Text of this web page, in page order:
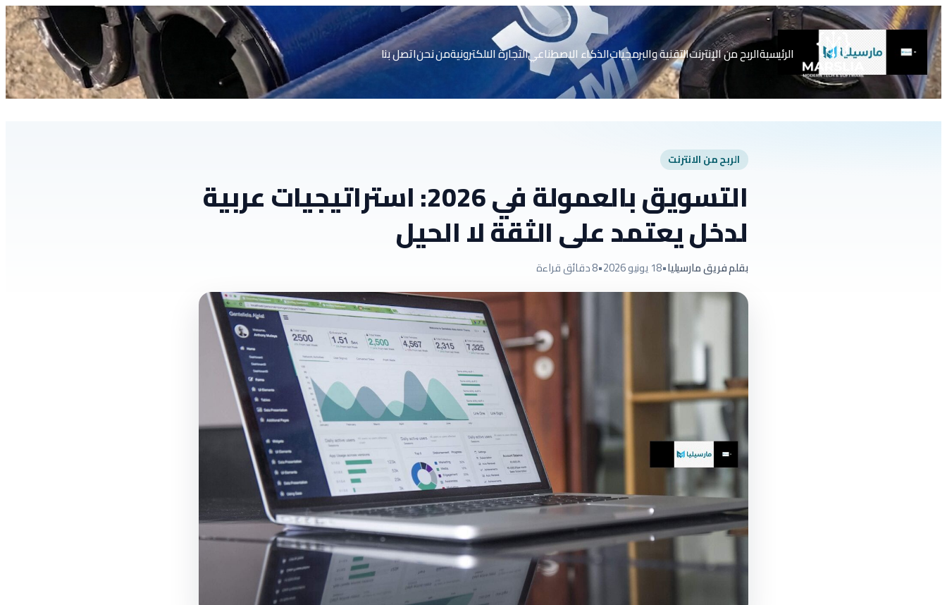
تخطى
إلى
المحتوى الرئيسيةالربح من الإنترنتالتقنية والبرمجياتالذكاء الاصطناعيالتجارة الالكترونيةمن نحناتصل بنا
الربح من الانترنت
التسويق بالعمولة في 2026: استراتيجيات عربية
لدخل يعتمد على الثقة لا الحيل
بقلم فريق مارسيليا•18 يونيو 2026 •8 دقائق قراءة